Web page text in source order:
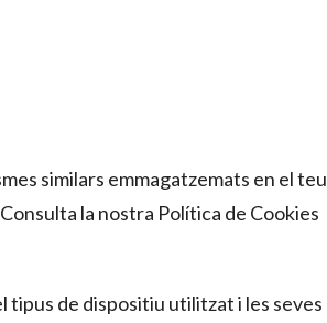
similars emmagatzemats en el teu
la nostra Política de Cookies
tipus de dispositiu utilitzat i les seves